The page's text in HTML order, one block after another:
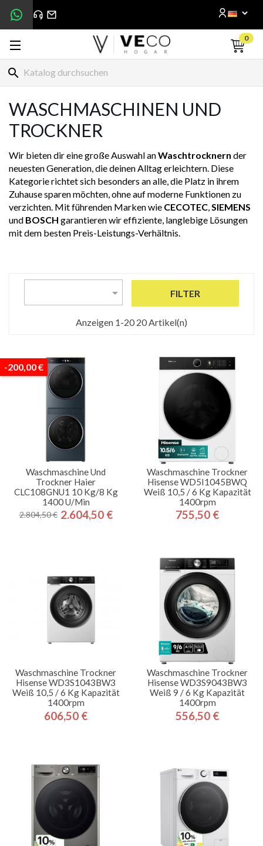
0
search
WASCHMASCHINEN UND
TROCKNER
Wir bieten dir eine große Auswahl anWaschtrocknern der
neuesten Generation, die deinen Alltag erleichtern. Diese
Kategorie richtet sich besonders an alle, die Platz in ihrem
Zuhause sparen möchten, ohne auf moderne Funktionen zu
verzichten. Mit führenden Marken wie CECOTEC,SIEMENS
und BOSCH garantieren wir effiziente, langlebige Lösungen
mit dem besten Preis-Leistungs-Verhältnis.
 FILTER
Anzeigen 1-20 20 Artikel(n)
Waschmaschine Und
Trockner Haier
CLC108GNU1 10 Kg/8 Kg
1400 U/min
Regulärer
2.804,50 € Preis
2.604,50 €
-200,00 €
Waschmaschine Trockner
Hisense WD5I1045BWQ
Weiß 10,5 / 6 Kg Kapazität
1400rpm
Preis
755,50 €
Waschmaschine Trockner
Hisense WD3S1043BW3
Weiß 10,5 / 6 Kg Kapazität
1400rpm
Preis
606,50 €
Waschmaschine Trockner
Hisense WD3S9043BW3
Weiß 9 / 6 Kg Kapazität
1400rpm
Preis
556,50 €